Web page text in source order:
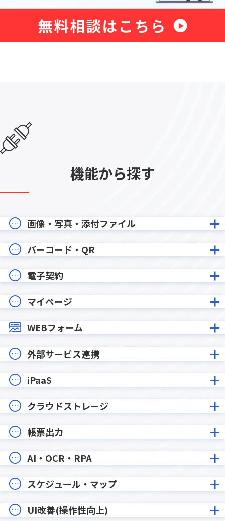
機能から探す
画像・写真・添付ファイル
バーコード・QR
電子契約
マイページ
WEBフォーム
外部サービス連携
iPaaS
クラウドストレージ
帳票出力
AI・OCR・RPA
スケジュール・マップ
UI改善(操作性向上)